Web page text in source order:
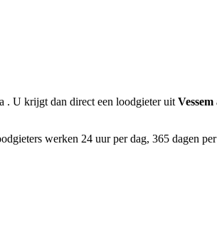
. U krijgt dan direct een loodgieter uit Vessem
werken 24 uur per dag, 365 dagen